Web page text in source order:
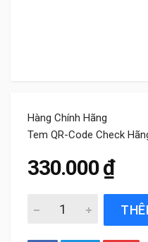
Hàng Chính Hãng
Tem QR-Code Check
330.000₫
Gạt Mưa Sau Xe